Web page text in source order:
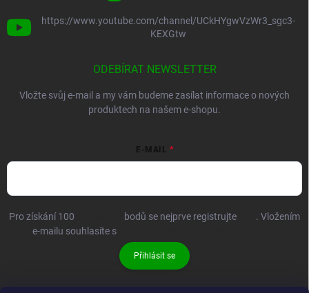
https://www.youtube.com/channel/UCkHYgwVzWr3_sgc3-
KEXGtw
ODEBÍRAT NEWSLETTER
Vložte svůj e-mail a my vám budeme zasílat informace o nových
produktech na našem e-shopu.
E-MAIL
Pro získání 100 bodů se nejprve registrujte
. Vložením
e-mailu souhlasíte s
Přihlásit se